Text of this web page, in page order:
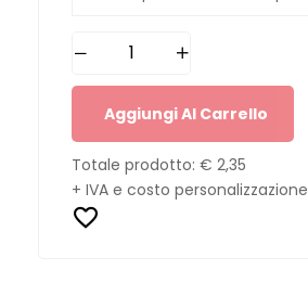
Aggiungi Al Carrello
Totale prodotto: € 2,35
+ IVA e costo